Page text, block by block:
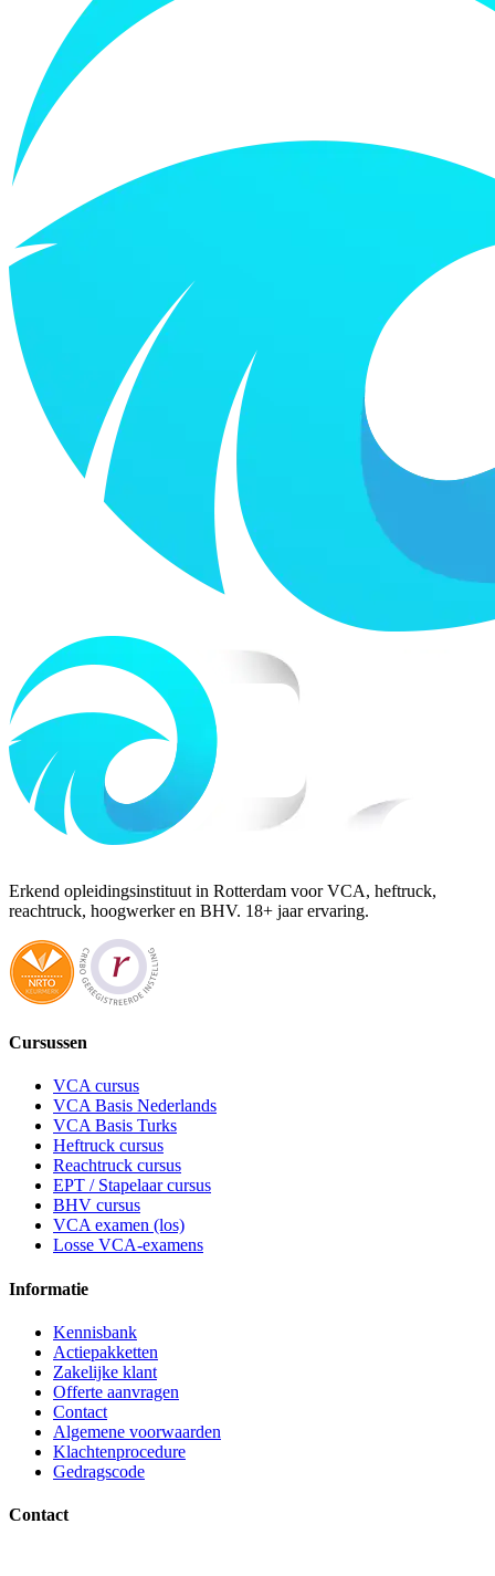
Erkend opleidingsinstituut in Rotterdam voor VCA, heftruck,
reachtruck, hoogwerker en BHV. 18+ jaar ervaring.
Cursussen
VCA cursus
VCA Basis Nederlands
VCA Basis Turks
Heftruck cursus
Reachtruck cursus
EPT / Stapelaar cursus
BHV cursus
VCA examen (los)
Losse VCA-examens
Informatie
Kennisbank
Actiepakketten
Zakelijke klant
Offerte aanvragen
Contact
Algemene voorwaarden
Klachtenprocedure
Gedragscode
Contact